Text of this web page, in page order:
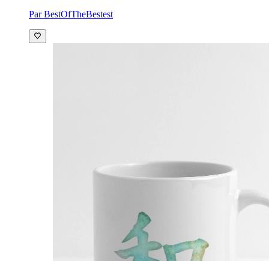
Par BestOfTheBestest